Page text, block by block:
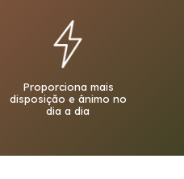
Proporciona mais
disposição e ânimo no
dia a dia